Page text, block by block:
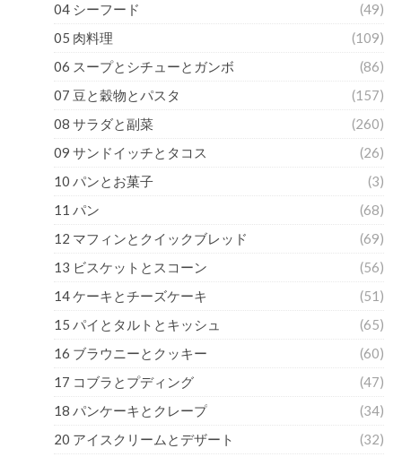
04 シーフード
(49)
05 肉料理
(109)
06 スープとシチューとガンボ
(86)
07 豆と穀物とパスタ
(157)
08 サラダと副菜
(260)
09 サンドイッチとタコス
(26)
10 パンとお菓子
(3)
11 パン
(68)
12 マフィンとクイックブレッド
(69)
13 ビスケットとスコーン
(56)
14 ケーキとチーズケーキ
(51)
15 パイとタルトとキッシュ
(65)
16 ブラウニーとクッキー
(60)
17 コブラとプディング
(47)
18 パンケーキとクレープ
(34)
20 アイスクリームとデザート
(32)